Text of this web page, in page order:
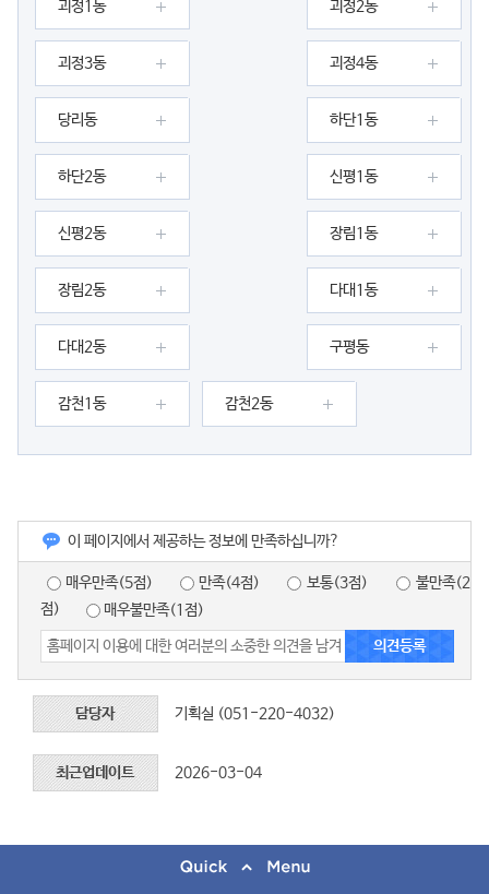
괴정1동 괴정2동
괴정3동 괴정4동
당리동 하단1동
하단2동 신평1동
신평2동 장림1동
장림2동 다대1동
다대2동 구평동
감천1동 감천2동
이 페이지에서 제공하는 정보에 만족하십니까?
매우만족(5점) 만족(4점) 보통(3점)
점)
매우불만족(1점)
담당자 기획실 (051-220-4032)
최근업데이트 2026-03-04